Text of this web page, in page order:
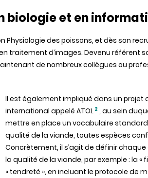
biologie et en
Physiologie des poissons, et dès son
traitement d’images. Devenu référent
de nombreux collègues ou
Il est également impliqué dans un projet
international appelé ATOL 2 , au sein
mettre en place un vocabulaire
qualité de la viande, toutes espèces
Concrètement, il s’agit de définir
la qualité de la viande, par exemple : la «
« tendreté », en incluant le protocole de